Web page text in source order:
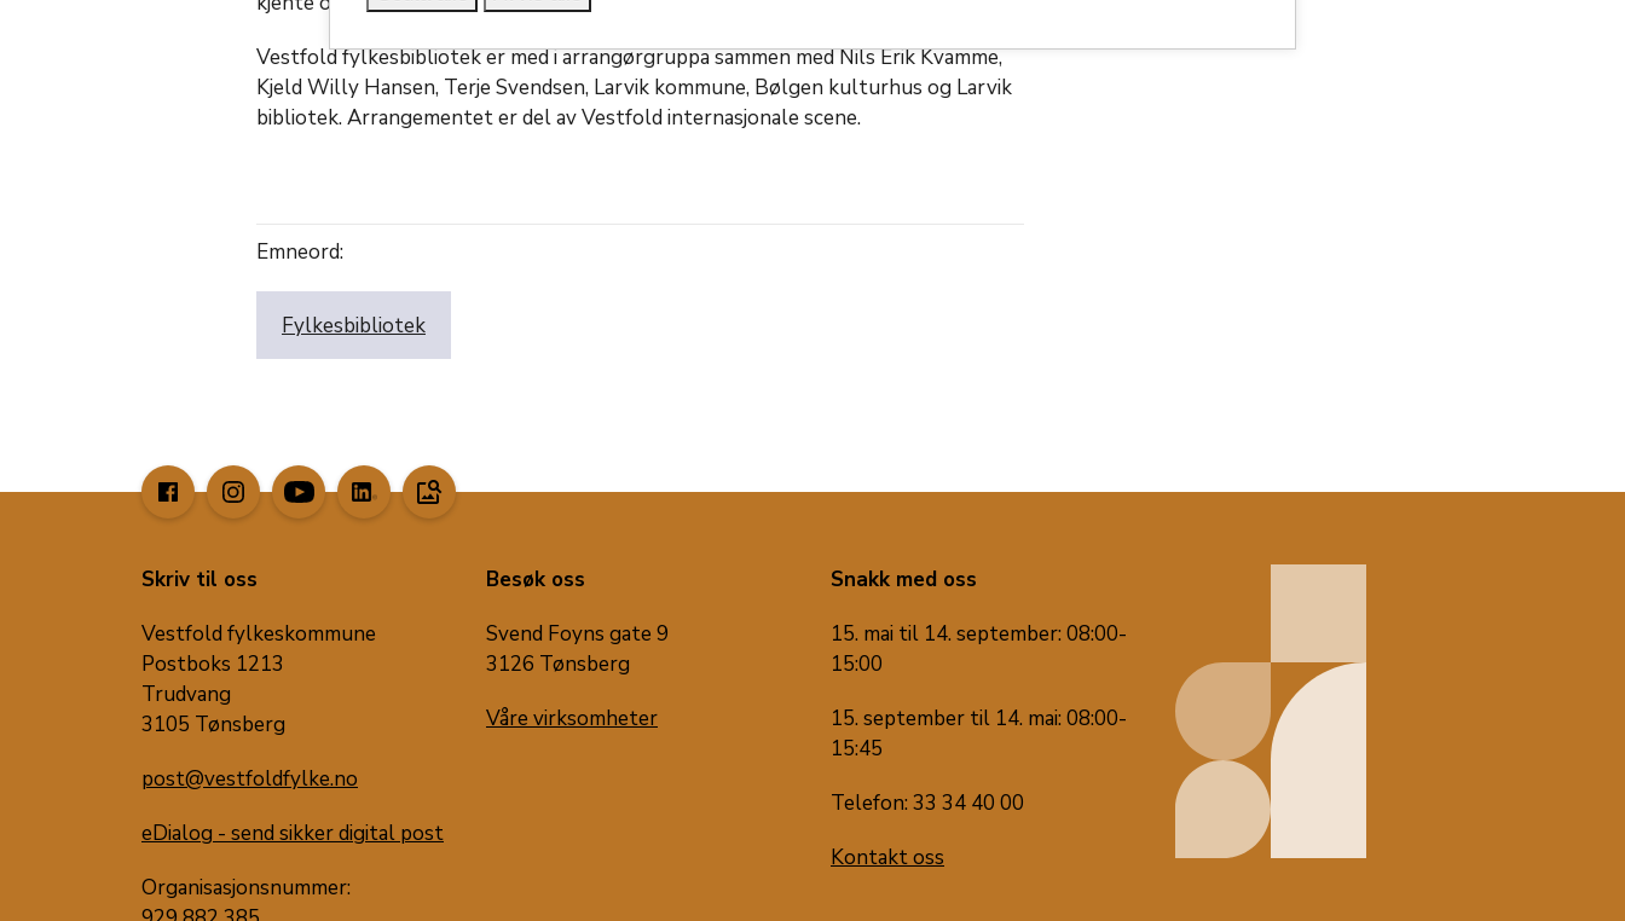
Vestfold fylkesbibliotek er med i arrangørgruppa sammen med Nils Erik Kvamme,
Kjeld Willy Hansen, Terje Svendsen, Larvik kommune, Bølgen kulturhus og Larvik
bibliotek. Arrangementet er del av Vestfold internasjonale scene.
Emneord:
Fylkesbibliotek
image_search
Skriv til oss
Vestfold fylkeskommune
Postboks 1213
Trudvang
3105 Tønsberg
post@vestfoldfylke.no
eDialog - send sikker digital post
Organisasjonsnummer:
Besøk oss
Svend Foyns gate 9
3126 Tønsberg
Våre virksomheter
Snakk med oss
15. mai til 14. september: 08:00-
15:00
15. september til 14. mai: 08:00-
15:45
Telefon: 33 34 40 00
Kontakt oss